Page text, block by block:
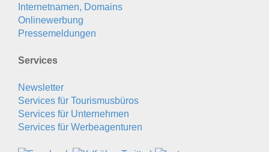
Internetnamen, Domains
Onlinewerbung
Pressemeldungen
Services
Newsletter
Services für Tourismusbüros
Services für Unternehmen
Services für Werbeagenturen